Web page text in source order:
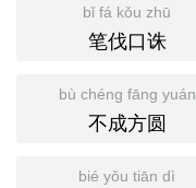
bǐ fá kǒu zhū
笔伐口诛
bù chéng fāng yuán
不成方圆
bié yǒu tiān dì